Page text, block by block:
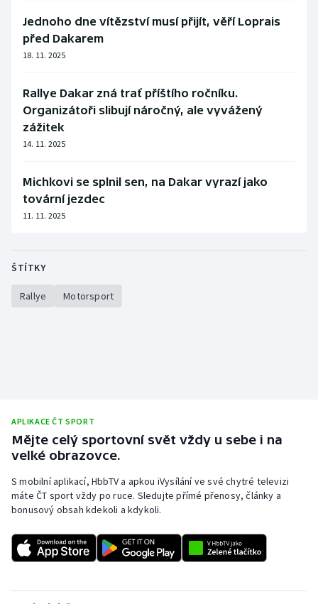
Jednoho dne vítězství musí přijít, věří Loprais
před Dakarem
18. 11. 2025
Rallye Dakar zná trať příštího ročníku.
Organizátoři slibují náročný, ale vyvážený
zážitek
14. 11. 2025
Michkovi se splnil sen, na Dakar vyrazí jako
tovární jezdec
11. 11. 2025
ŠTÍTKY
Rallye Motorsport
APLIKACE ČT SPORT
Mějte celý sportovní svět vždy u sebe i na
velké obrazovce.
S mobilní aplikací, HbbTV a apkou iVysílání ve své chytré televizi
máte ČT sport vždy po ruce. Sledujte přímé přenosy, články a
bonusový obsah kdekoli a kdykoli.